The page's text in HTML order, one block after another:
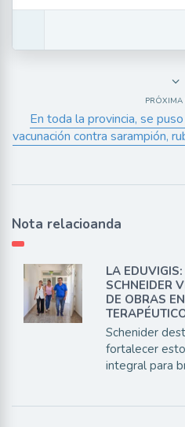
PRÓXIMA
En toda la provincia, se
vacunación contra sarampión,
Nota relacioanda
LA
SCHNEIDER
DE OBRAS
Schenider
fortalecer
integral para